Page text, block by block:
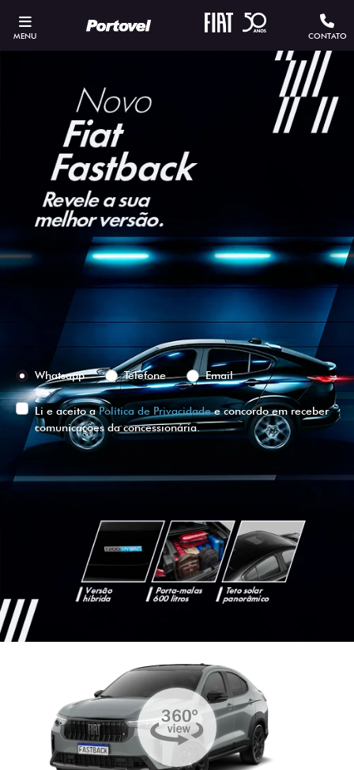
MENU CONTATO
ESTOU INTERESSADO
Versão escolhida
Preferência de contato:
Whatsapp
Telefone Email
Li e aceito aPolítica de Privacidadee concordo em receber
comunicações da concessionária.
ENTRAR EM CONTATO
VISUALIZE O
VEÍCULO EM
360°